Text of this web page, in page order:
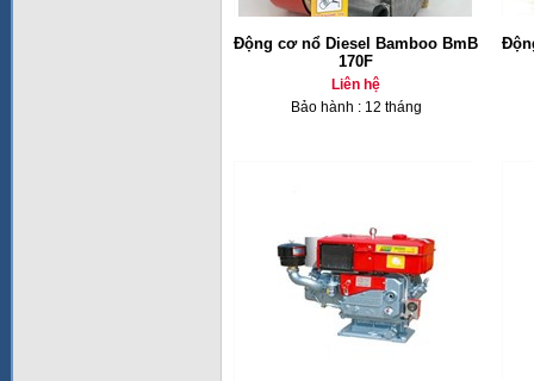
Động cơ nổ Diesel Bamboo BmB
170F
Liên hệ
Bảo hành : 12 tháng